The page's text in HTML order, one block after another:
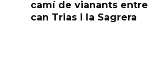
camí de vianants entre
can Trias i la Sagrera